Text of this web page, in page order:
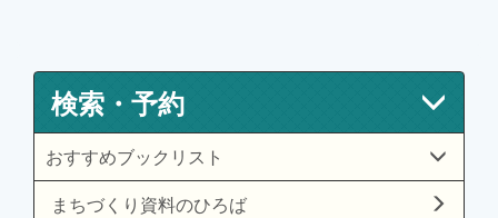
検索・予約
おすすめブックリスト
まちづくり資料のひろば